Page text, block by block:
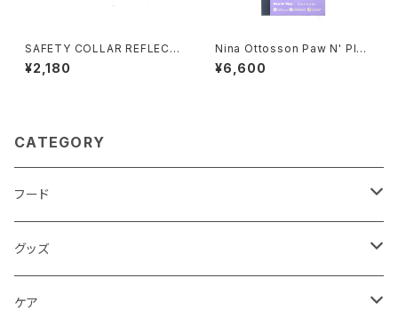
SAFETY COLLAR REFLECT
35 セーフティ カラー リフレク
ト35
¥2,180
Nina Ottosson Paw N' Play
ニーナ オットソン パウ アンド
プレイ
¥6,600
CATEGORY
フード
ドライフード
ウェットフード
グッズ
首輪 カラー
ケア